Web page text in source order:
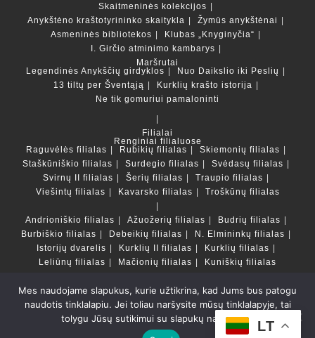
Skaitmeninės kolekcijos
Anykštėno kraštotyrininko skaitykla
Žymūs anykštėnai
Asmeninės bibliotekos
Klubas „Knyginyčia“
I. Girčio atminimo kambarys
Maršrutai
Legendinės Anykščių girdyklos
Nuo Daikslio iki Peslių
13 tiltų per Šventąją
Kurklių krašto istorija
Ne tik gomuriui pamaloninti
Filialai
Renginiai filialuose
Raguvėlės filialas
Rubikių filialas
Skiemonių filialas
Staškūniškio filialas
Surdegio filialas
Svėdasų filialas
Svirnų II filialas
Šerių filialas
Traupio filialas
Viešintų filialas
Kavarsko filialas Troškūnų filialas
Andrioniškio filialas Ažuožerių filialas
Budrių filialas
Burbiškio filialas
Debeikių filialas
N. Elmininkų filialas
Istorijų dvarelis
Kurklių II filialas
Kurklių filialas
Leliūnų filialas
Mačionių filialas Kuniškių filialas
Duomenų bazės ir katalogai
LT
Copyright © Anykščių rajono savivaldybės Liudvikos ir
Stanislovo Didžiulių viešoji biblioteka 2022 Powered by
LT
Mes naudojame slapukus, kurie užtikrina, kad Jums bus patogu
naudotis tinklalapiu. Jei toliau naršysite mūsų tinklalapyje, tai
tolygu Jūsų sutikimui su slapukų naudojimu.